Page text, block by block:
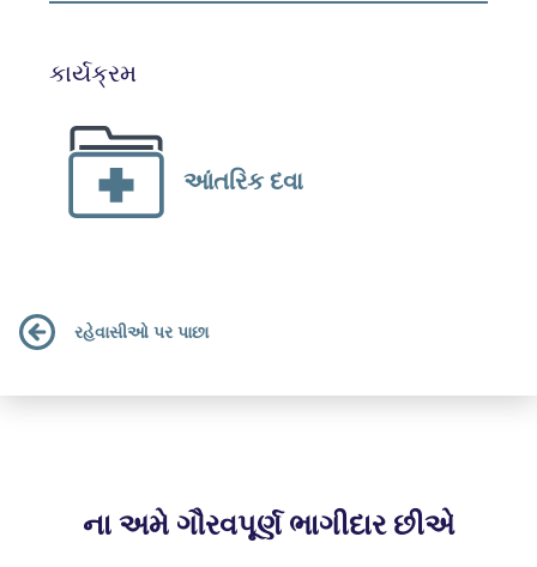
કાર્યક્રમ
આંતરિક દવા
રહેવાસીઓ પર પાછા
ના અમે ગૌરવપૂર્ણ ભાગીદાર છીએ